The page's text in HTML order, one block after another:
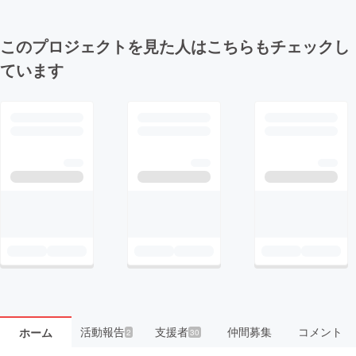
このプロジェクトを見た人はこちらもチェックし
ています
ホーム 活動報告2 支援者30 仲間募集 コメント